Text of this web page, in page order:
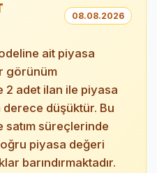
08.08.2026
ait piyasa
görünüm
2 adet ilan ile piyasa
düşüktür. Bu
satım süreçlerinde
piyasa değeri
barındırmaktadır.